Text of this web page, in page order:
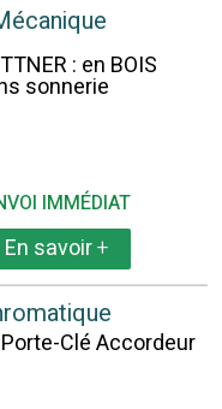
: en BOIS
sonnerie
IMMÉDIAT
En savoir+
Porte-Clé Accordeur